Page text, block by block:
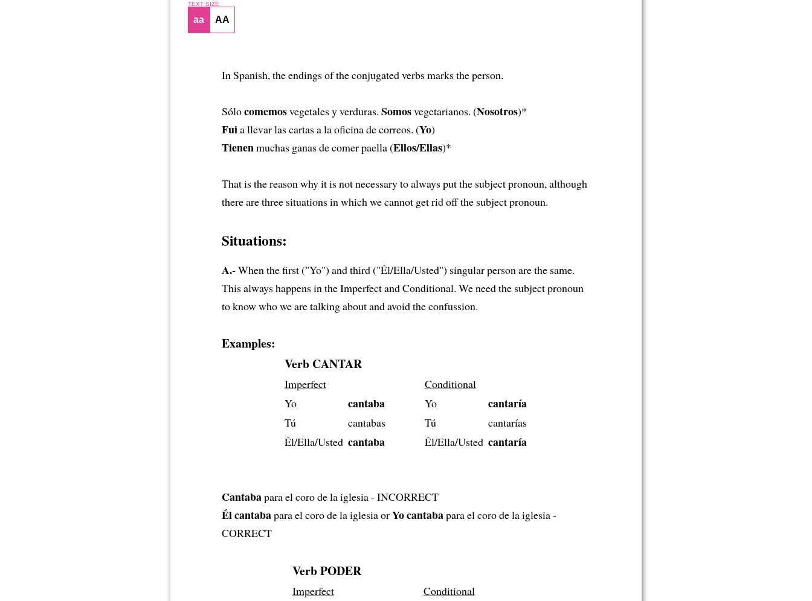
TEXT SIZE
aa AA
In Spanish, the endings of the conjugated verbs marks the person.
Sólocomemosvegetales y verduras. Somosvegetarianos. (Nosotros)*
Fuia llevar las cartas a la oficina de correos. (Yo)
Tienenmuchas ganas de comer paella (Ellos/Ellas)*
That is the reason why it is not necessary to always put the subject pronoun, although
there are three situations in which we cannot get rid off the subject pronoun.
Situations:
A.-When the first ("Yo") and third ("Él/Ella/Usted") singular person are the same.
This always happens in the Imperfect and Conditional. We need the subject pronoun
to know who we are talking about and avoid the confussion.
Examples:
Verb CANTAR
Imperfect
Conditional
Yo
cantaba Yo cantaría
Tú cantabas Tú
cantarías
Él/Ella/Usted cantaba Él/Ella/Usted cantaría
Cantabapara el coro de la iglesia - INCORRECT
Él cantabapara el coro de la iglesia orYo cantabapara el coro de la iglesia -
CORRECT
Verb PODER
Imperfect
Conditional